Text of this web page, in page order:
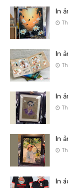
In
In
In
In
In